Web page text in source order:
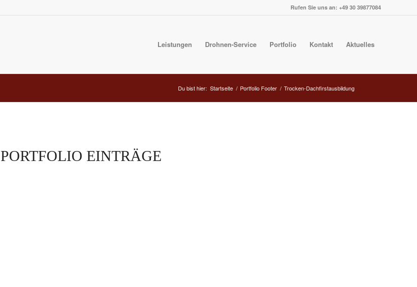
Rufen Sie uns an: +49 30 39877084
Leistungen Drohnen-Service Portfolio Kontakt Aktuelles
Du bist hier: Startseite / Portfolio Footer / Trocken-Dachfirstausbildung
PORTFOLIO EINTRÄGE